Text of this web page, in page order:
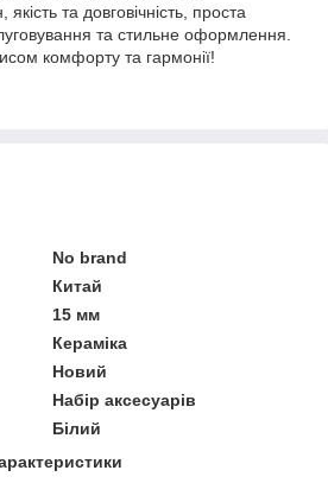
та довговічність, проста
та стильне оформлення.
комфорту та гармонії!
No brand
Китай
15 мм
Кераміка
Новий
Набір аксесуарів
Білий